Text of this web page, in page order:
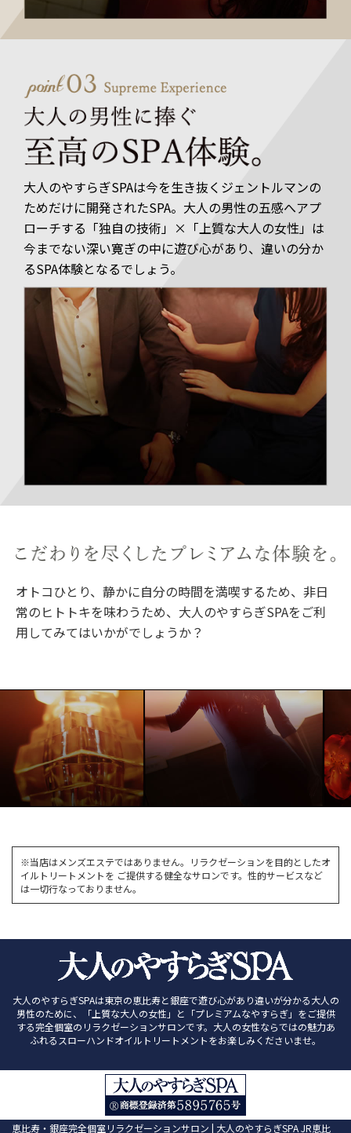
大人のやすらぎSPAは今を生き抜くジェントルマンの
ためだけに開発されたSPA。大人の男性の五感へアプ
ローチする「独自の技術」×「上質な大人の女性」は
今までない深い寛ぎの中に遊び心があり、違いの分か
るSPA体験となるでしょう。
オトコひとり、静かに自分の時間を満喫するため、非日
常のヒトトキを味わうため、大人のやすらぎSPAをご利
用してみてはいかがでしょうか？
※当店はメンズエステではありません。リラクゼーションを目的としたオ
イルトリートメントを ご提供する健全なサロンです。性的サービスなど
は一切行なっておりません。
大人のやすらぎSPAは東京の恵比寿と銀座で遊び心があり違いが分かる大人の
男性のために、「上質な大人の女性」と「プレミアムなやすらぎ」をご提供
する完全個室のリラクゼーションサロンです。大人の女性ならではの魅力あ
ふれるスローハンドオイルトリートメントをお楽しみくださいませ。
恵比寿・銀座完全個室リラクゼーションサロン | 大人のやすらぎSPA JR恵比